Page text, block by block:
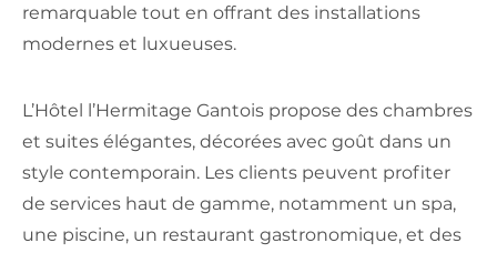
remarquable tout en offrant des installations
modernes et luxueuses.
L’Hôtel l’Hermitage Gantois propose des chambres
et suites élégantes, décorées avec goût dans un
style contemporain. Les clients peuvent profiter
de services haut de gamme, notamment un spa,
une piscine, un restaurant gastronomique, et des